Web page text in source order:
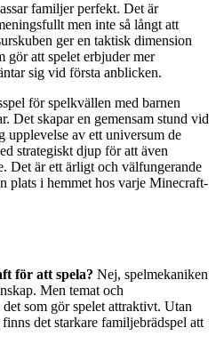
familjer perfekt. Det är
men inte så långt att
ger en taktisk dimension
gör att spelet erbjuder mer
sig vid första anblicken.
för spelkvällen med barnen
Det skapar en gemensam stund vid
upplevelse av ett universum de
strategiskt djup för att även
Det är ett ärligt och välfungerande
plats i hemmet hos varje Minecraft-
för att spela? Nej, spelmekaniken
Men temat och
som gör spelet attraktivt. Utan
det starkare familjebrädspel att